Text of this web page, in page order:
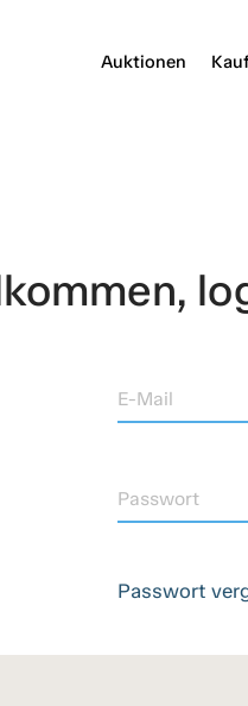
Auktionen
E-Mail
Passwort
Passwort